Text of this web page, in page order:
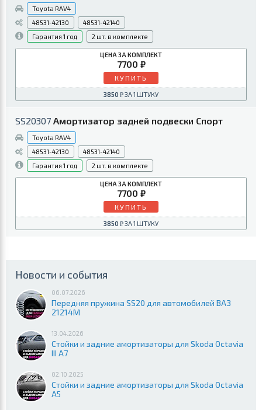
Toyota RAV4
48531-42130
48531-42140
1 год
2
7700
КУПИТЬ
3850
SS20307 Амортизатор задней подвески Спорт
Toyota RAV4
48531-42130
48531-42140
1 год
2
7700
КУПИТЬ
3850
Новости и события
06.07.2026
Передняя пружина SS20 для автомобилей ВАЗ
21214М
13.04.2026
Стойки и задние амортизаторы для Skoda Octavia
III A7
02.10.2025
Стойки и задние амортизаторы для Skoda Octavia
A5